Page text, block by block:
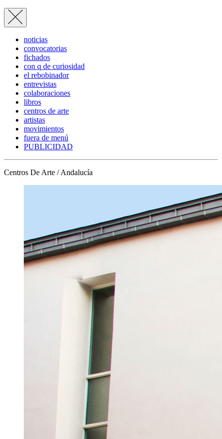
noticias
convocatorias
fichados
con q de curiosidad
el rebobinador
entrevistas
colaboraciones
libros
centros de arte
artistas
movimientos
fuera de menú
PUBLICIDAD
Centros De Arte / Andalucía